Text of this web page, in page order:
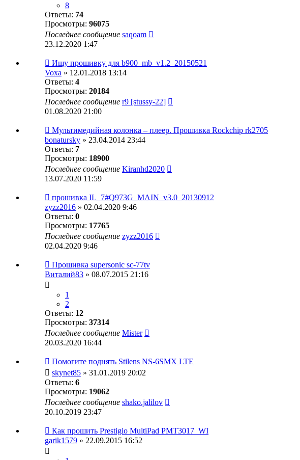
8
Ответы: 74
Просмотры: 96075
Последнее сообщение saqoam
23.12.2020 1:47
Ищу прошивку для b900_mb_v1.2_20150521
Voxa » 12.01.2018 13:14
Ответы: 4
Просмотры: 20184
Последнее сообщение r9 [stussy-22]
01.08.2020 21:00
Мультимедийная колонка – плеер. Прошивка Rockchip rk2705
bonatursky » 23.04.2014 23:44
Ответы: 7
Просмотры: 18900
Последнее сообщение Kiranhd2020
13.07.2020 11:59
прошивка IL_7#Q973G_MAIN_v3.0_20130912
zyzz2016 » 02.04.2020 9:46
Ответы: 0
Просмотры: 17765
Последнее сообщение zyzz2016
02.04.2020 9:46
Прошивка supersonic sc-77tv
Виталий83 » 08.07.2015 21:16
1
2
Ответы: 12
Просмотры: 37314
Последнее сообщение Mister
20.03.2020 16:44
Помогите поднять Stilens NS-6SMX LTE
skynet85 » 31.01.2019 20:02
Ответы: 6
Просмотры: 19062
Последнее сообщение shako.jalilov
20.10.2019 23:47
Как прошить Prestigio MultiPad PMT3017_WI
garik1579 » 22.09.2015 16:52